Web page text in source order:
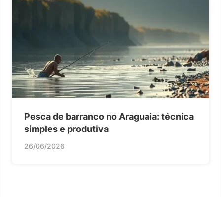
Pesca de barranco no Araguaia: técnica
simples e produtiva
26/06/2026